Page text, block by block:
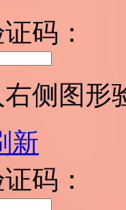
码：
侧图形
新
码：